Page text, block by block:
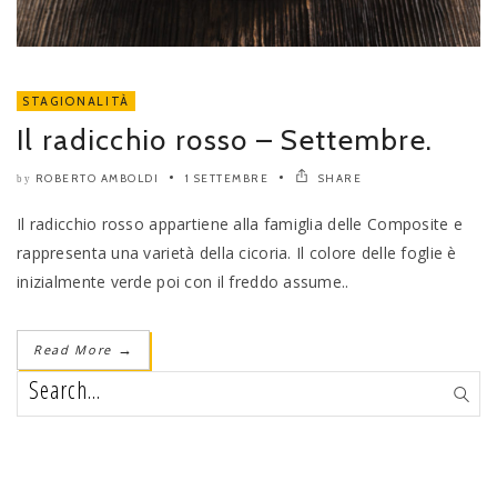
STAGIONALITÀ
Il radicchio rosso – Settembre.
by ROBERTO AMBOLDI 1 SETTEMBRE SHARE
Il radicchio rosso appartiene alla famiglia delle Composite e
rappresenta una varietà della cicoria. Il colore delle foglie è
inizialmente verde poi con il freddo assume..
Read More →